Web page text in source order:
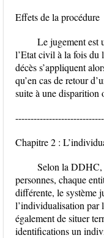
Effets de la procédure
Le jugement est
l’Etat civil à la fois du
décès s’appliquent
qu’en cas de retour
suite à une disparition
Chapitre 2 :
Selon la DDHC,
personnes, chaque
différente, le système
l’individualisation par
également de situer
identifications un